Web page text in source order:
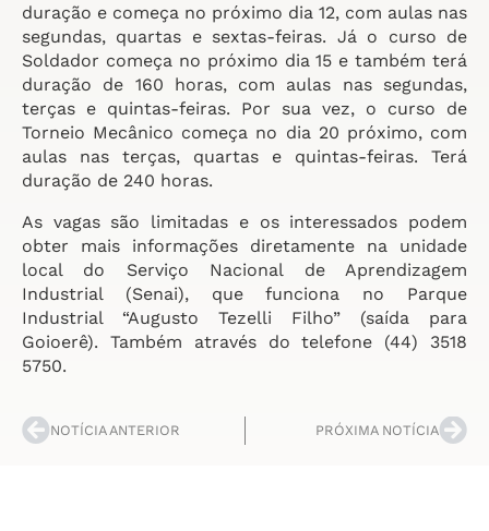
duração e começa no próximo dia 12, com aulas nas
segundas, quartas e sextas-feiras. Já o curso de
Soldador começa no próximo dia 15 e também terá
duração de 160 horas, com aulas nas segundas,
terças e quintas-feiras. Por sua vez, o curso de
Torneio Mecânico começa no dia 20 próximo, com
aulas nas terças, quartas e quintas-feiras. Terá
duração de 240 horas.
As vagas são limitadas e os interessados podem
obter mais informações diretamente na unidade
local do Serviço Nacional de Aprendizagem
Industrial (Senai), que funciona no Parque
Industrial “Augusto Tezelli Filho” (saída para
Goioerê). Também através do telefone (44) 3518
5750.
NOTÍCIA ANTERIOR PRÓXIMA NOTÍCIA